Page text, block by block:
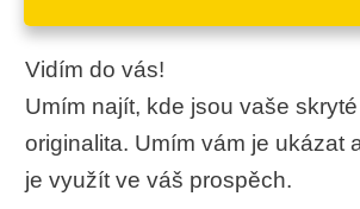
Vidím do vás!
Umím najít, kde jsou vaše
originalita. Umím vám je ukázat
je využít ve váš prospěch.